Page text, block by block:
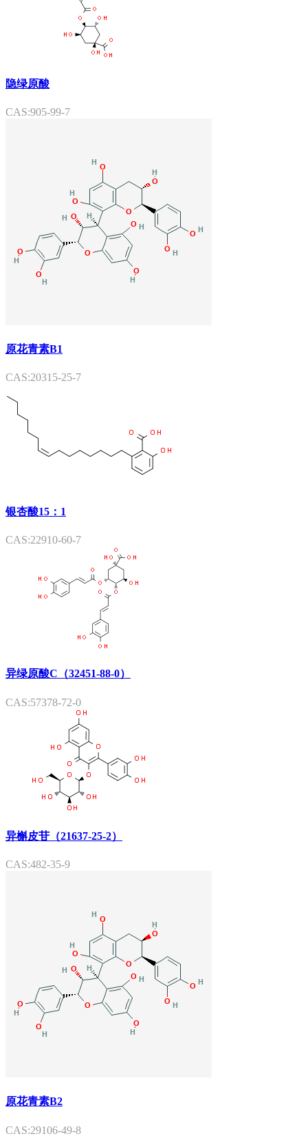
隐绿原酸
CAS:905-99-7
原花青素B1
CAS:20315-25-7
银杏酸15：1
CAS:22910-60-7
异绿原酸C（32451-88-0）
CAS:57378-72-0
异槲皮苷（21637-25-2）
CAS:482-35-9
原花青素B2
CAS:29106-49-8